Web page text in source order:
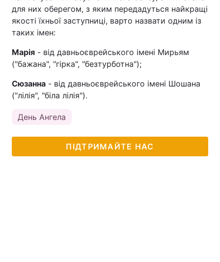
для них оберегом, з яким передадуться найкращі
якості їхньої заступниці, варто назвати одним із
таких імен:
Марія - від давньоєврейського імені Мирьям
("бажана", "гірка", "безтурботна");
Сюзанна - від давньоєврейського імені Шошана
("лілія", "біла лілія").
День Ангела
ПІДТРИМАЙТЕ НАС